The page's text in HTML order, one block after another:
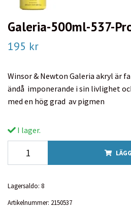
Galeria-500ml-537-
195 kr
Winsor & Newton Galeria akryl är
ändå imponerande i sin livlighet
med en hög grad av pigmen
I lager.
Lagersaldo: 8
Artikelnummer: 2150537